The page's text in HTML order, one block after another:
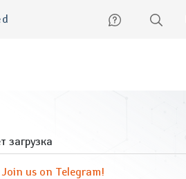
загрузка
Join us on Telegram!